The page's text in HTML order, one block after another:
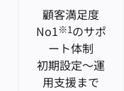
顧客満足度
No1※1のサポ
ート体制
初期設定〜運
用支援まで